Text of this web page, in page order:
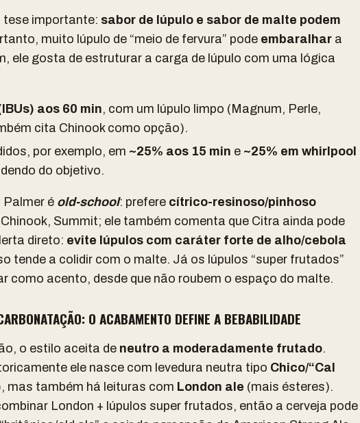
tese importante: sabor de lúpulo e sabor de malte podem
muito lúpulo de “meio de fervura” pode embaralhar a
ele gosta de estruturar a carga de lúpulo com uma lógica
aos 60 min, com um lúpulo limpo (Magnum, Perle,
cita Chinook como opção).
por exemplo, em ~25% aos 15 min e ~25% em whirlpool
do objetivo.
Palmer é old-school: prefere cítrico-resinoso/pinhoso
Summit; ele também comenta que Citra ainda pode
direto: evite lúpulos com caráter forte de alho/cebola
tende a colidir com o malte. Já os lúpulos “super frutados”
como acento, desde que não roubem o espaço do malte.
O ACABAMENTO DEFINE A BEBABILIDADE
o estilo aceita de neutro a moderadamente frutado.
ele nasce com levedura neutra tipo Chico/“Cal
, mas também há leituras com London ale (mais ésteres).
London + lúpulos super frutados, então a cerveja pode